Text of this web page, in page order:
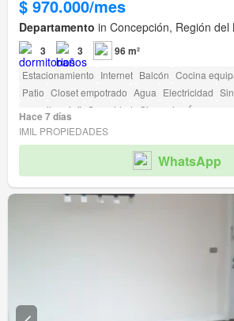
$ 970.000/mes
Departamento in Concepción, Región del
3 3 96 m²
Estacionamiento Internet Balcón Cocina
Patio Closet empotrado Agua Electricidad
amenity_wi_fi Seguridad Gimnasio Área para
Conserje Parilla Caseta de vigilancia
Acceso para personas con discapacidad
Hace 7 días
IMIL PROPIEDADES
WhatsApp